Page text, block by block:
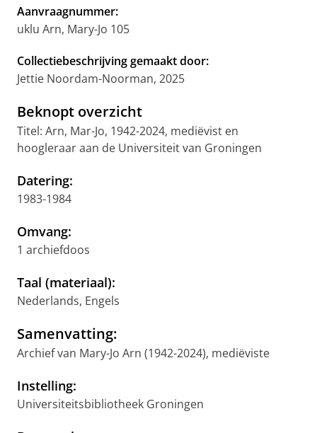
Aanvraagnummer:
uklu Arn, Mary-Jo 105
Collectiebeschrijving gemaakt door:
Jettie Noordam-Noorman, 2025
Beknopt overzicht
Titel: Arn, Mar-Jo, 1942-2024, mediëvist en
hoogleraar aan de Universiteit van Groningen
Datering:
1983-1984
Omvang:
1 archiefdoos
Taal (materiaal):
Nederlands, Engels
Samenvatting:
Archief van Mary-Jo Arn (1942-2024), mediëviste
Instelling:
Universiteitsbibliotheek Groningen